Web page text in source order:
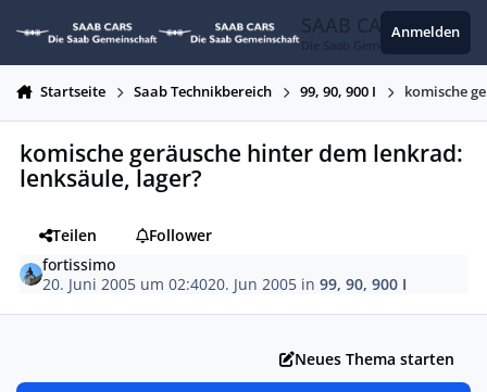
SAAB CARS
Die Saab Gemeinschaft
Anmelden
Startseite Saab Technikbereich 99, 90, 900 I komische
komische geräusche hinter dem lenkrad:
lenksäule, lager?
Teilen
Follower
fortissimo
20. Juni 2005 um 02:4020. Jun 2005 in99, 90, 900 I
Neues Thema starten